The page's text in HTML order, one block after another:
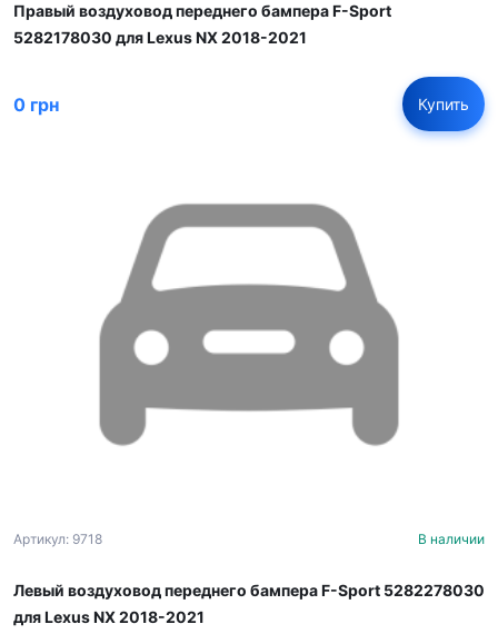
Правый воздуховод переднего бампера F-Sport
5282178030 для Lexus NX 2018-2021
0 грн Купить
Артикул: 9718 В наличии
Левый воздуховод переднего бампера F-Sport 5282278030
для Lexus NX 2018-2021